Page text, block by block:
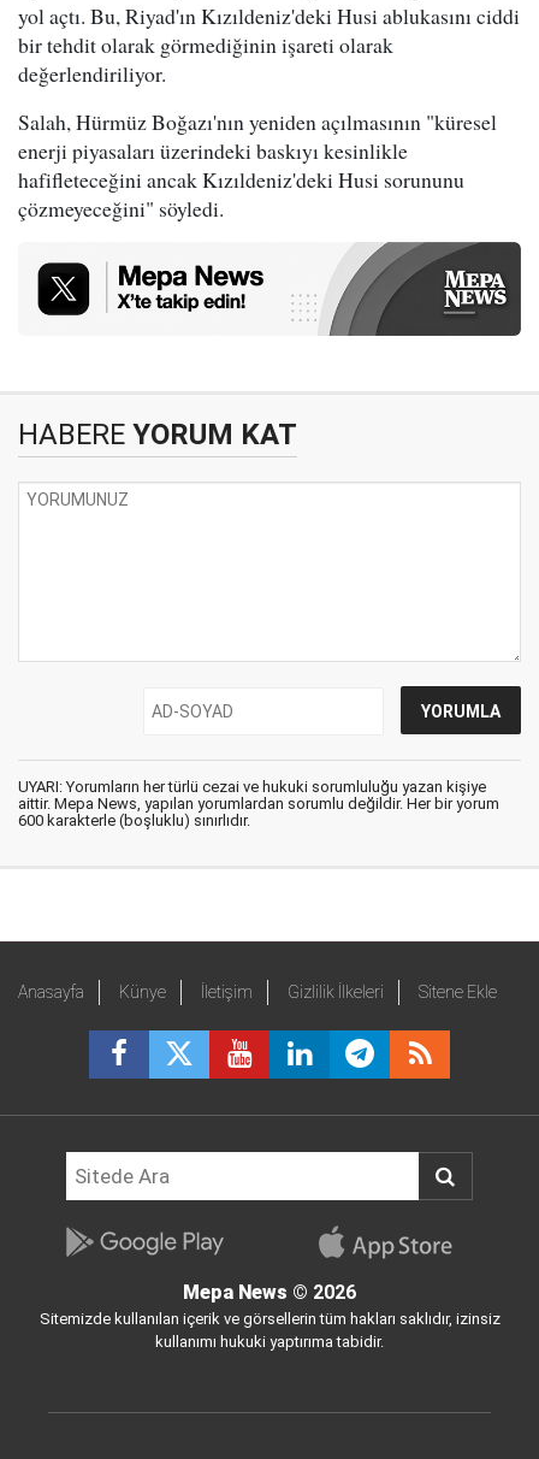
yol açtı. Bu, Riyad'ın Kızıldeniz'deki Husi ablukasını ciddi
bir tehdit olarak görmediğinin işareti olarak
değerlendiriliyor.
Salah, Hürmüz Boğazı'nın yeniden açılmasının "küresel
enerji piyasaları üzerindeki baskıyı kesinlikle
hafifleteceğini ancak Kızıldeniz'deki Husi sorununu
çözmeyeceğini" söyledi.
HABERE YORUM KAT
UYARI: Yorumların her türlü cezai ve hukuki sorumluluğu yazan kişiye
aittir. Mepa News, yapılan yorumlardan sorumlu değildir. Her bir yorum
600 karakterle (boşluklu) sınırlıdır.
Anasayfa Künye İletişim Gizlilik İlkeleri Sitene Ekle
Mepa News © 2026
Sitemizde kullanılan içerik ve görsellerin tüm hakları saklıdır, izinsiz
kullanımı hukuki yaptırıma tabidir.